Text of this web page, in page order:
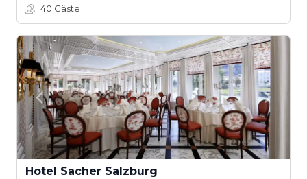
40 Gäste
Hotel Sacher Salzburg